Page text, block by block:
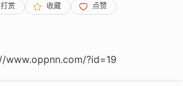
打赏 收藏 点赞
www.oppnn.com/?id=19